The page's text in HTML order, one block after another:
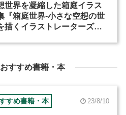
世界を凝縮した箱庭イラス
『箱庭世界‐小さな空想の世
描くイラストレーターズフ
すすめ書籍・本
すめ書籍・本 23/8/10